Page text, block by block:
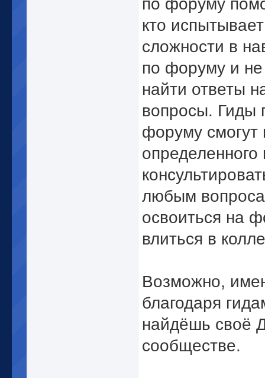
по форуму
кто испытывает
сложности в
по форуму и
найти ответы
вопросы. Гиды
форуму смогут
любым
освоиться на
влиться в
Возможно,
благодаря
найдёшь своё
сообществе.